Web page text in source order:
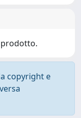
prodotto.
copyright e